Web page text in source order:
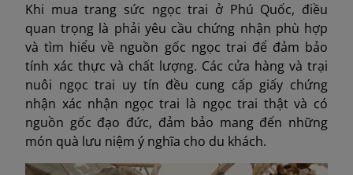
Khi mua trang sức ngọc trai ở Phú Quốc, điều
quan trọng là phải yêu cầu chứng nhận phù hợp
và tìm hiểu về nguồn gốc ngọc trai để đảm bảo
tính xác thực và chất lượng. Các cửa hàng và trại
nuôi ngọc trai uy tín đều cung cấp giấy chứng
nhận xác nhận ngọc trai là ngọc trai thật và có
nguồn gốc đạo đức, đảm bảo mang đến những
món quà lưu niệm ý nghĩa cho du khách.